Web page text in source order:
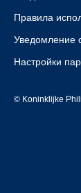
Правила
Уведомление
Настройки
© Koninklijke